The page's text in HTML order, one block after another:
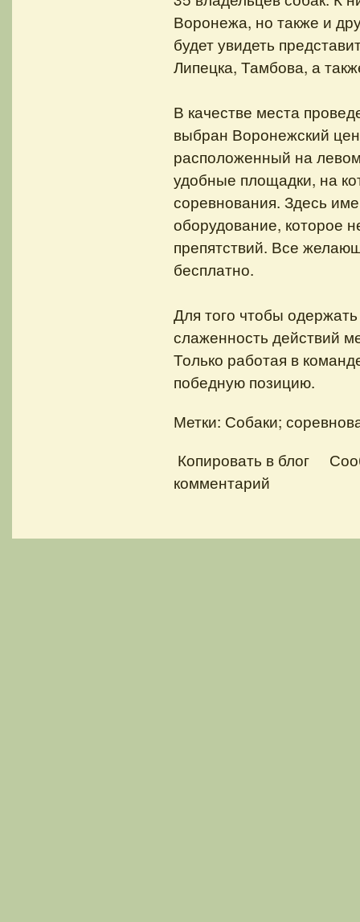
Воронежа, но также и
будет увидеть
Липецка, Тамбова, а
В качестве места
выбран Воронежский
расположенный на
удобные площадки, на
соревнования. Здесь
оборудование, которое
препятствий. Все
бесплатно.
Для того чтобы
слаженность действий
Только работая в
победную позицию.
Метки: Собаки;
Копировать в блог
комментарий